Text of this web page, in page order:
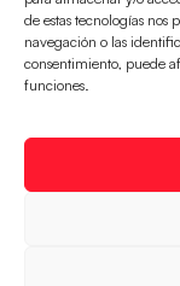
de estas tecnologías
navegación o las
consentimiento, puede
funciones.
Una
conquistar
Los Hispanos
el partido por